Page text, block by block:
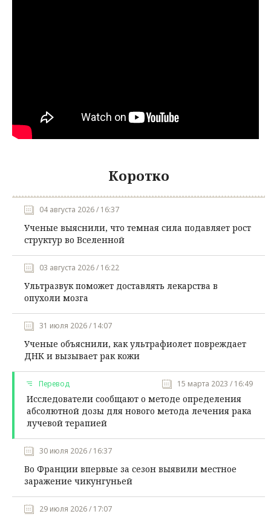
Коротко
04 августа 2026 / 16:37
Ученые выяснили, что темная сила подавляет рост
структур во Вселенной
03 августа 2026 / 16:22
Ультразвук поможет доставлять лекарства в
опухоли мозга
31 июля 2026 / 14:07
Ученые объяснили, как ультрафиолет повреждает
ДНК и вызывает рак кожи
Перевод 15 марта 2023 / 16:49
Исследователи сообщают о методе определения
абсолютной дозы для нового метода лечения рака
лучевой терапией
30 июля 2026 / 16:37
Во Франции впервые за сезон выявили местное
заражение чикунгуньей
29 июля 2026 / 17:07